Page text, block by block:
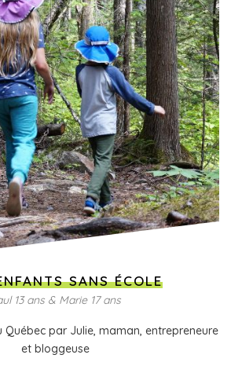
SANS ÉCOLE
13 ans & Marie 17 ans
Québec par Julie, maman, entrepreneure
et bloggeuse